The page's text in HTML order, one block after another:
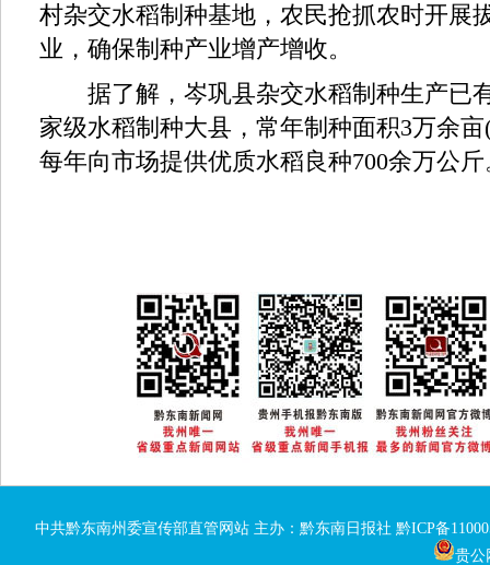
村杂交水稻制种基地，农民抢抓农时开展
业，确保制种产业增产增收。
据了解，岑巩县杂交水稻制种生产已
家级水稻制种大县，常年制种面积3万余亩
每年向市场提供优质水稻良种700余万公斤
中共黔东南州委宣传部直管网站 主办：黔东南日报社 黔ICP备
贵公